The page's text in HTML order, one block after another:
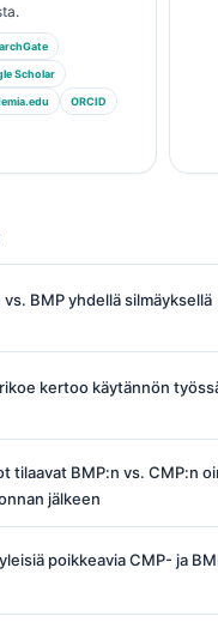
Scholar
ORCID
BMP yhdellä silmäyksellä
kertoo käytännön
tilaavat BMP:n vs. CMP:n
jälkeen
poikkeavia CMP- ja